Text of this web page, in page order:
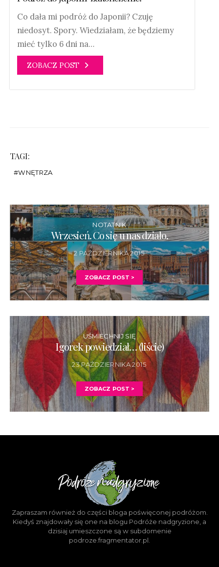
Co dała mi podróż do Japonii? Czuję
niedosyt. Spory. Wiedziałam, że będziemy
mieć tylko 6 dni na…
ZOBACZ POST
TAGI:
WNĘTRZA
NOTATNIK
Wrzesień. Co się u nas działo.
2 PAŹDZIERNIKA 2015
ZOBACZ POST >
UŚMIECHNIJ SIĘ
Igorek powiedział… (liście)
23 PAŹDZIERNIKA 2015
ZOBACZ POST >
Zapraszam również do części bloga poświęconej podróżom.
Kiedyś znajdowały się one na blogu Podróże nadgryzione, a
dzisiaj umieszczone są w subdomenie
podroze.fragmentator.pl.